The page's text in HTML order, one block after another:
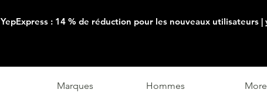
YepExpress : 14 % de réduction pour les nouveaux utilisateurs |
Marques Hommes More